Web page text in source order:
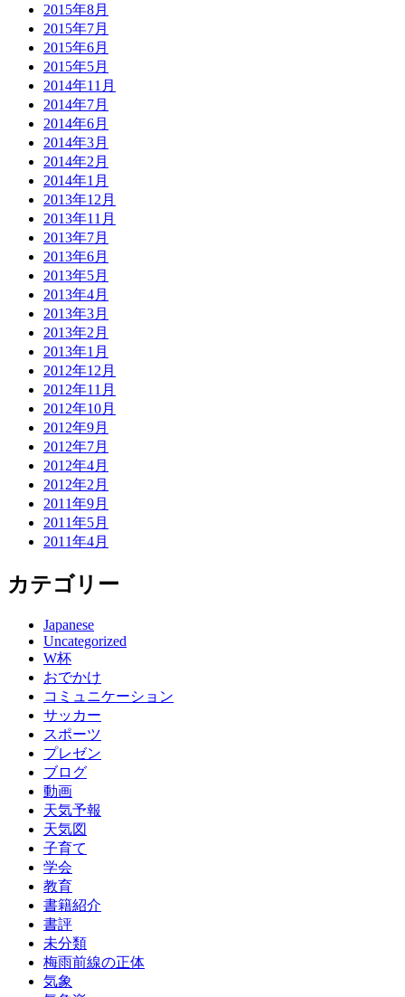
2015年8月
2015年7月
2015年6月
2015年5月
2014年11月
2014年7月
2014年6月
2014年3月
2014年2月
2014年1月
2013年12月
2013年11月
2013年7月
2013年6月
2013年5月
2013年4月
2013年3月
2013年2月
2013年1月
2012年12月
2012年11月
2012年10月
2012年9月
2012年7月
2012年4月
2012年2月
2011年9月
2011年5月
2011年4月
カテゴリー
Japanese
Uncategorized
W杯
おでかけ
コミュニケーション
サッカー
スポーツ
プレゼン
ブログ
動画
天気予報
天気図
子育て
学会
教育
書籍紹介
書評
未分類
梅雨前線の正体
気象